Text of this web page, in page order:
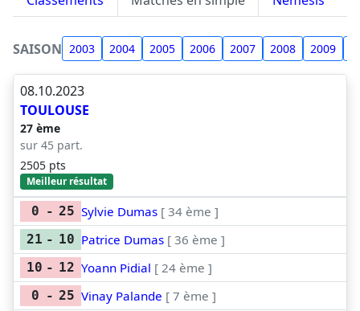
SAISON 2003 2004 2005 2006 2007 2008 2009
08.10.2023
TOULOUSE
27 ème
sur 45 part.
2505 pts
Meilleur résultat
0 - 25 Sylvie Dumas [ 34 ème ]
21 - 10 Patrice Dumas [ 36 ème ]
10 - 12 Yoann Pidial [ 24 ème ]
0 - 25 Vinay Palande [ 7 ème ]